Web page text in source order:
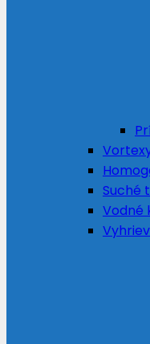
Suché
Vodné